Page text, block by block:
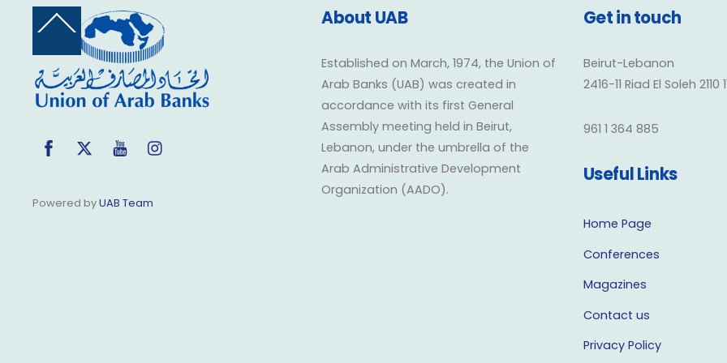
Back
Top
Facebook
Twitter YouTube
Powered byUAB Team
About UAB
Established on March, 1974, the Union of
Arab Banks (UAB) was created in
accordance with its first General
Assembly meeting held in Beirut,
Lebanon, under the umbrella of the
Arab Administrative Development
Organization (AADO).
Get in touch
Beirut-Lebanon
2416-11 Riad El Soleh 2110
961 1 364 885
Useful Links
Home Page
Conferences
Magazines
Contact us
Privacy Policy